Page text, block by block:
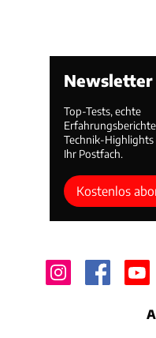
Newsletter
Top-Tests, echte
Technik-Highlights
Ihr Postfach.
Kostenlos